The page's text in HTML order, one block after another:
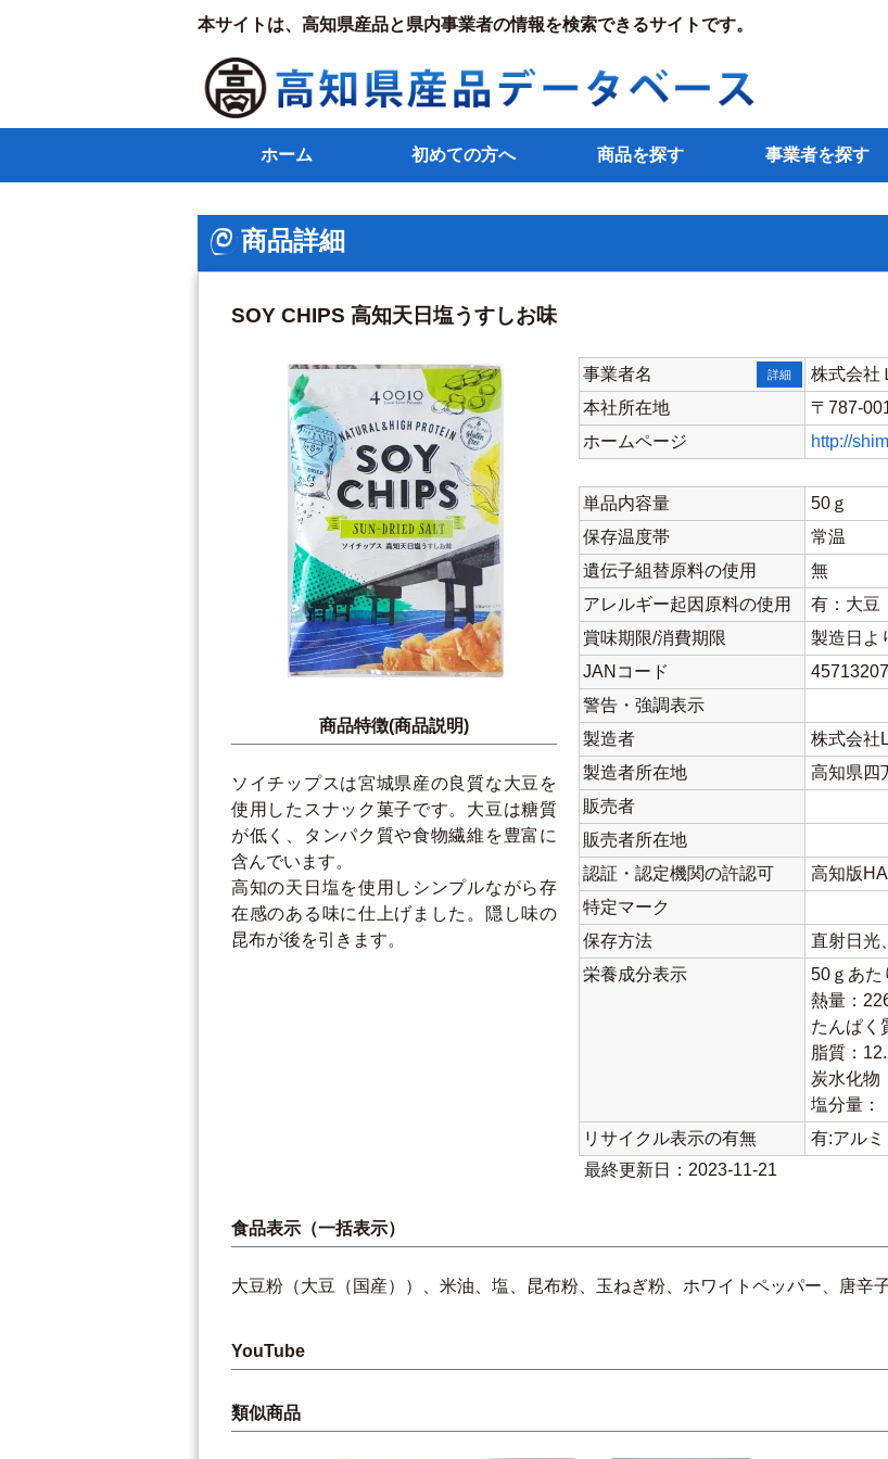
本サイトは、高知県産品と県内事業者の情報を検索できるサイトです。
ホーム 初めての方へ 商品を探す 事業者を探す
商品詳細
SOY CHIPS 高知天日塩うすしお味
商品特徴(商品説明)
ソイチップスは宮城県産の良質な大豆を
使用したスナック菓子です。大豆は糖質
が低く、タンパク質や食物繊維を豊富に
含んでいます。
高知の天日塩を使用しシンプルながら存
在感のある味に仕上げました。隠し味の
昆布が後を引きます。
事業者名 詳細
株式会社
本社所在地
〒787-
ホームページ
http://
単品内容量
50ｇ
保存温度帯
常温
遺伝子組替原料の使用
無
アレルギー起因原料の使用
有：大豆
賞味期限/消費期限
製造日よ
JANコード
警告・強調表示
製造者
株式会社
製造者所在地
高知県四
販売者
販売者所在地
認証・認定機関の許認可
高知版
特定マーク
保存方法
直射日光
栄養成分表示
50ｇあた
熱量：
たんぱく
脂質：
炭水化物
塩分量：
リサイクル表示の有無
有:アルミ
最終更新日：2023-11-21
食品表示（一括表示）
大豆粉（大豆（国産））、米油、塩、昆布粉、玉ねぎ粉、ホワイトペッパー、唐辛
YouTube
類似商品